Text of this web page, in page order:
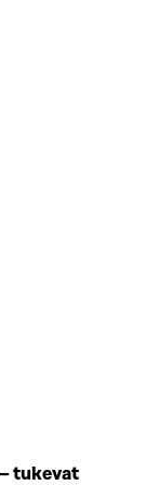
tukevat